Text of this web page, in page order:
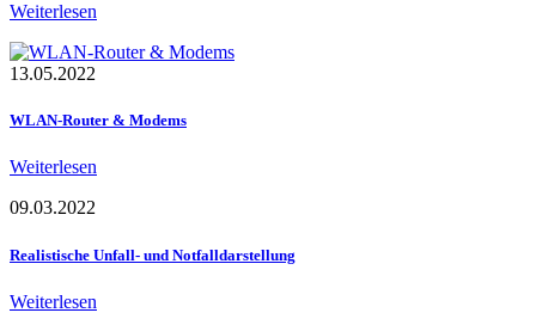
Weiterlesen
13.05.2022
WLAN-Router & Modems
Weiterlesen
09.03.2022
Realistische Unfall- und Notfalldarstellung
Weiterlesen